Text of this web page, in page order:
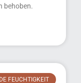
behoben.
FEUCHTIGKEIT